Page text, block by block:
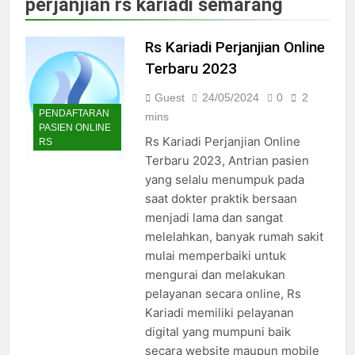
Jadwal Dokter RS PKU Solo:
15/07/2025
Jadwal Praktek Dokter RS
Maguan Husada Wonogiri
15/07/2025
Daftar online rs sarila
Jadwal Dokter RS. Puri Asih
Salatiga 2025
15/07/2025
Jadwal Dokter RS Mulia
Hati Wonogiri
15/07/2025
Pendaftaran Pasien BPJS
RSUD Bung Karno
24/05/2024
Pendaftaran Pasien BPJS
RSUD Banyumas
perjanjian rs kariadi semarang
PENDAFTARAN
PASIEN ONLINE
RS
Rs Kariadi Perjanjian Online
Terbaru 2023
Guest 24/05/2024 0
2
mins
Rs Kariadi Perjanjian Online
Terbaru 2023, Antrian pasien
yang selalu menumpuk pada
saat dokter praktik bersaan
menjadi lama dan sangat
melelahkan, banyak rumah sakit
mulai memperbaiki untuk
mengurai dan melakukan
pelayanan secara online, Rs
Kariadi memiliki pelayanan
digital yang mumpuni baik
secara website maupun mobile